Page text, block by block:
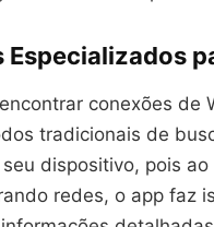
Especializados
conexões de
tradicionais de
dispositivo, pois
redes, o app faz